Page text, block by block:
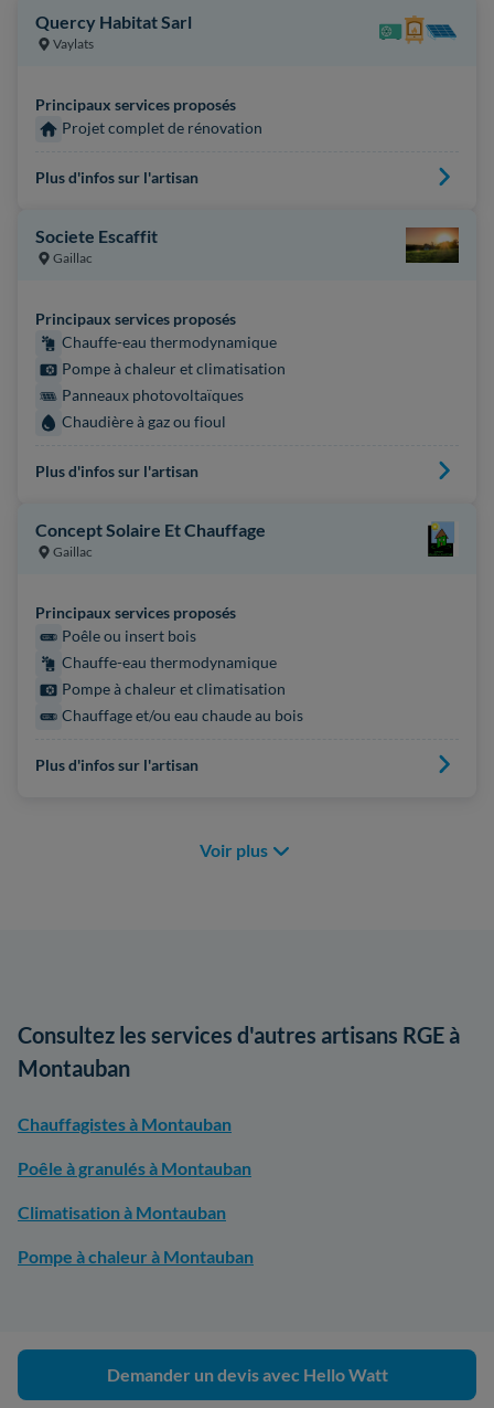
Quercy Habitat Sarl
Vaylats
Principaux services proposés
Projet complet de rénovation
Plus d'infos sur l'artisan
Societe Escaffit
Gaillac
Principaux services proposés
Chauffe-eau thermodynamique
Pompe à chaleur et climatisation
Panneaux photovoltaïques
Chaudière à gaz ou fioul
Plus d'infos sur l'artisan
Concept Solaire Et Chauffage
Gaillac
Principaux services proposés
Poêle ou insert bois
Chauffe-eau thermodynamique
Pompe à chaleur et climatisation
Chauffage et/ou eau chaude au bois
Plus d'infos sur l'artisan
Voir plus
Consultez les services d'autres artisans RGE à
Montauban
Chauffagistes à Montauban
Poêle à granulés à Montauban
Climatisation à Montauban
Pompe à chaleur à Montauban
Demander un devis avec Hello Watt